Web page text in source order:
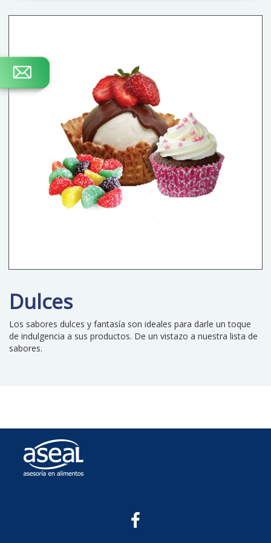
Dulces
Los sabores dulces y fantasía son ideales para darle un toque
de indulgencia a sus productos. De un vistazo a nuestra lista de
sabores.